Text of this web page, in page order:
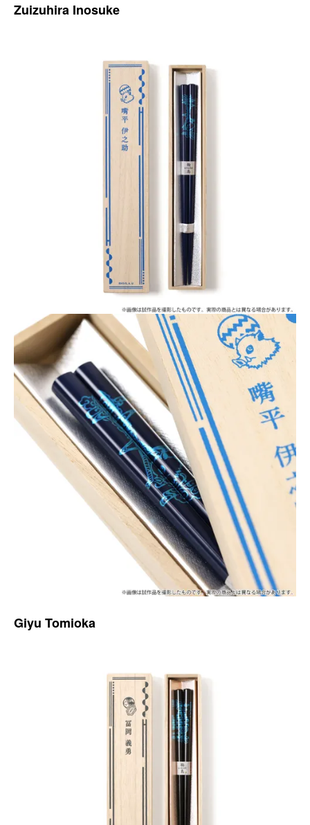
Zuizuhira Inosuke
Giyu Tomioka